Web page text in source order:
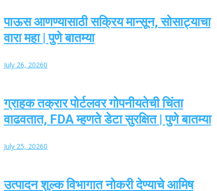
पाऊस आणण्यासाठी सक्रिय मान्सून, सोसाट्याचा
वारा महा | पुणे बातम्या
July 26, 20260
ग्राहक तक्रार पोर्टलवर गोपनीयतेची चिंता
वाढवतात, FDA म्हणते डेटा सुरक्षित | पुणे बातम्या
July 25, 20260
उत्पादन शुल्क विभागात नोकरी देण्याचे आमिष